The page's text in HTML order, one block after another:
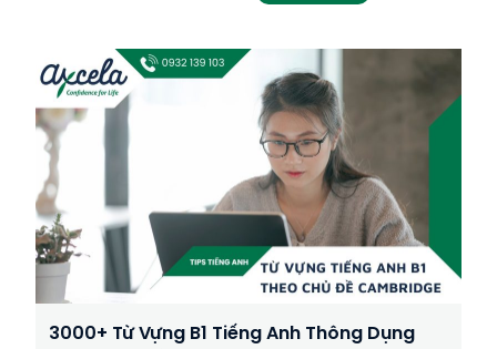
3000+ Từ Vựng B1 Tiếng Anh Thông Dụng